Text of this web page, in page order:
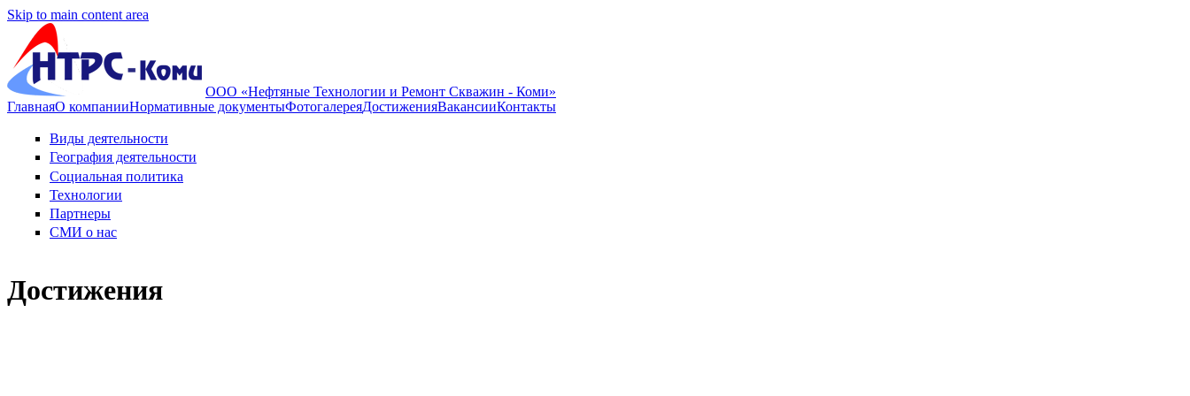
Skip to main content area
ООО «Нефтяные Технологии и Ремонт Скважин - Коми»
ГлавнаяО компанииНормативные документыФотогалереяДостиженияВакансииКонтакты
Виды деятельности
География деятельности
Социальная политика
Технологии
Партнеры
СМИ о нас
Достижения